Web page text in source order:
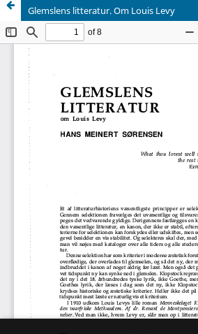
Glemslens litteratur. Om Louis Levy